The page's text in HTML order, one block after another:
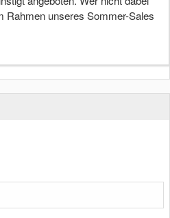
Rahmen unseres Sommer-Sales